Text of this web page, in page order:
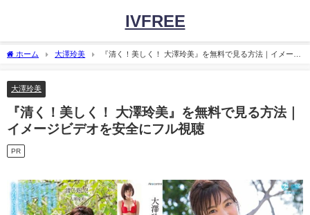
IVFREE
ホーム 大澤玲美
『清く！美しく！ 大澤玲美』を無料で見る方法｜イメージ
大澤玲美
『清く！美しく！ 大澤玲美』を無料で見る方法｜
イメージビデオを安全にフル視聴
PR